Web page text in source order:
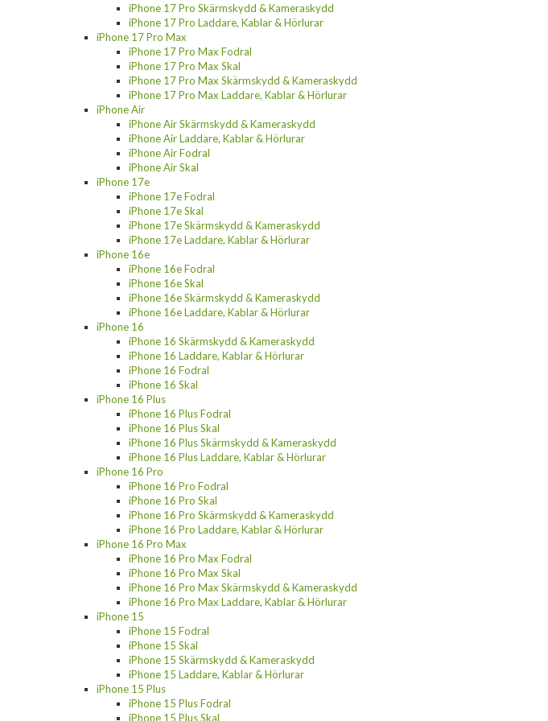
iPhone 17 Pro Skärmskydd & Kameraskydd
iPhone 17 Pro Laddare, Kablar & Hörlurar
iPhone 17 Pro Max
iPhone 17 Pro Max Fodral
iPhone 17 Pro Max Skal
iPhone 17 Pro Max Skärmskydd & Kameraskydd
iPhone 17 Pro Max Laddare, Kablar & Hörlurar
iPhone Air
iPhone Air Skärmskydd & Kameraskydd
iPhone Air Laddare, Kablar & Hörlurar
iPhone Air Fodral
iPhone Air Skal
iPhone 17e
iPhone 17e Fodral
iPhone 17e Skal
iPhone 17e Skärmskydd & Kameraskydd
iPhone 17e Laddare, Kablar & Hörlurar
iPhone 16e
iPhone 16e Fodral
iPhone 16e Skal
iPhone 16e Skärmskydd & Kameraskydd
iPhone 16e Laddare, Kablar & Hörlurar
iPhone 16
iPhone 16 Skärmskydd & Kameraskydd
iPhone 16 Laddare, Kablar & Hörlurar
iPhone 16 Fodral
iPhone 16 Skal
iPhone 16 Plus
iPhone 16 Plus Fodral
iPhone 16 Plus Skal
iPhone 16 Plus Skärmskydd & Kameraskydd
iPhone 16 Plus Laddare, Kablar & Hörlurar
iPhone 16 Pro
iPhone 16 Pro Fodral
iPhone 16 Pro Skal
iPhone 16 Pro Skärmskydd & Kameraskydd
iPhone 16 Pro Laddare, Kablar & Hörlurar
iPhone 16 Pro Max
iPhone 16 Pro Max Fodral
iPhone 16 Pro Max Skal
iPhone 16 Pro Max Skärmskydd & Kameraskydd
iPhone 16 Pro Max Laddare, Kablar & Hörlurar
iPhone 15
iPhone 15 Fodral
iPhone 15 Skal
iPhone 15 Skärmskydd & Kameraskydd
iPhone 15 Laddare, Kablar & Hörlurar
iPhone 15 Plus
iPhone 15 Plus Fodral
iPhone 15 Plus Skal